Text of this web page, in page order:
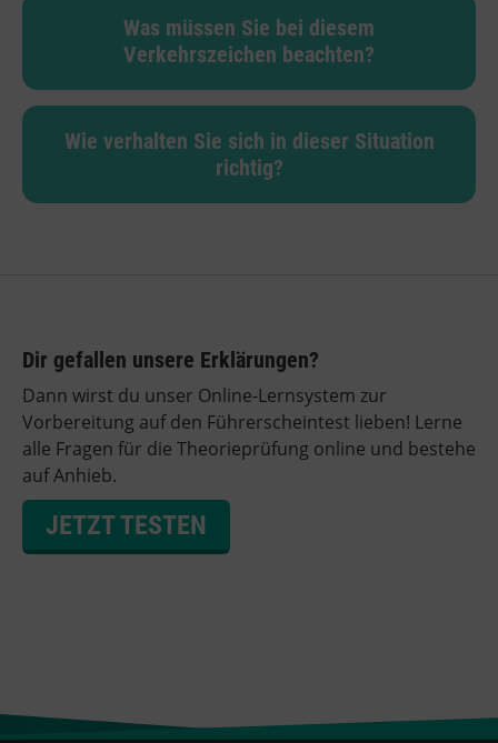
Was müssen Sie bei diesem
Verkehrszeichen beachten?
Wie verhalten Sie sich in dieser Situation
richtig?
Dir gefallen unsere Erklärungen?
Dann wirst du unser Online-Lernsystem zur
Vorbereitung auf den Führerscheintest lieben! Lerne
alle Fragen für die Theorieprüfung online und bestehe
auf Anhieb.
JETZT TESTEN